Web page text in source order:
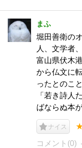
まふ
堀田善衛の
人、文学者
富山県伏木
から仏文に
ったとのこ
「若き詩人
ばならぬ本
ナイス
コメント(0)